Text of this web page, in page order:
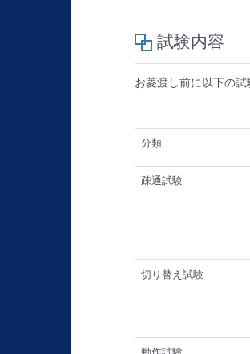
試験内容
お菱渡し前に以下の
分類
疎通試験
切り替え試験